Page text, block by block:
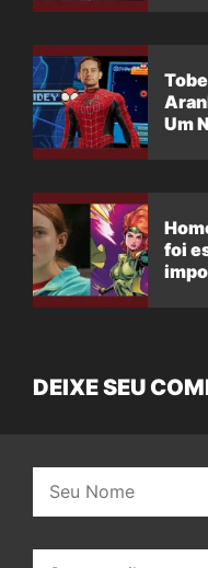
Um
foi
DEIXE SEU